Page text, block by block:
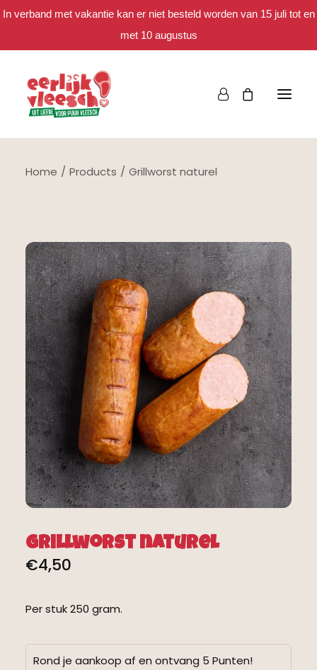
In verband met vakantie kan er niet besteld worden van 15 juli tot en
met 10 augustus
Bestellen
Spaar mee
Home Products Grillworst naturel
Grillworst naturel
€4,50
Per stuk 250 gram.
Rond je aankoop af en ontvang 5 Punten!